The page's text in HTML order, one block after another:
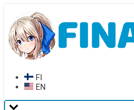
navigointiin
sisältöön
FI
EN